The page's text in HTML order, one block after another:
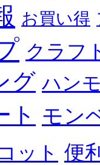
お買い得
クラフ
グ ハン
ト モン
ット 便利